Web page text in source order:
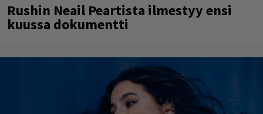
Rushin Neail Peartista ilmestyy ensi
kuussa dokumentti